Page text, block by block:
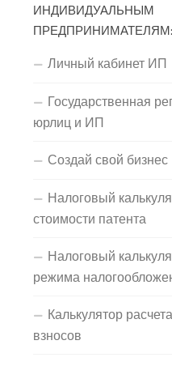
ИНДИВИДУАЛЬНЫМ
ПРЕДПРИНИМАТЕЛЯМ:
Личный кабинет ИП
Государственная
юрлиц и ИП
Создай свой бизнес
Налоговый
стоимости патента
Налоговый
режима
Калькулятор
взносов